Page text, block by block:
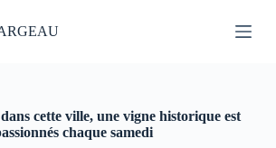
cette ville, une vigne historique est
chaque samedi